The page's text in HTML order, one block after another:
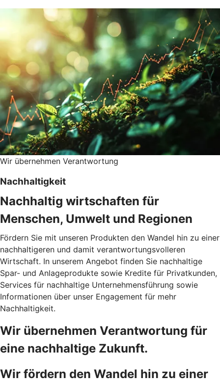
Wir übernehmen Verantwortung
Nachhaltigkeit
Nachhaltig wirtschaften für
Menschen, Umwelt und Regionen
Fördern Sie mit unseren Produkten den Wandel hin zu einer
nachhaltigeren und damit verantwortungsvolleren
Wirtschaft. In unserem Angebot finden Sie nachhaltige
Spar- und Anlageprodukte sowie Kredite für Privatkunden,
Services für nachhaltige Unternehmensführung sowie
Informationen über unser Engagement für mehr
Nachhaltigkeit.
Wir übernehmen Verantwortung für
eine nachhaltige Zukunft.
Wir fördern den Wandel hin zu einer